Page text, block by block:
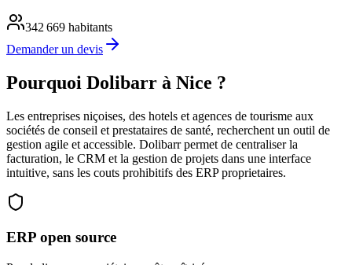
342 669 habitants
Demander un devis
Pourquoi Dolibarr à Nice ?
Les entreprises niçoises, des hotels et agences de tourisme aux
sociétés de conseil et prestataires de santé, recherchent un outil de
gestion agile et accessible. Dolibarr permet de centraliser la
facturation, le CRM et la gestion de projets dans une interface
intuitive, sans les couts prohibitifs des ERP proprietaires.
ERP open source